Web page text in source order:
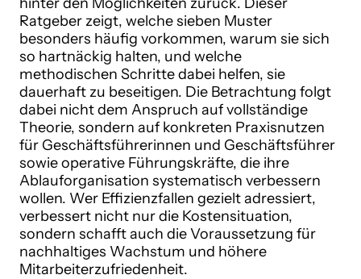
Ratgeber zeigt, welche sieben Muster
besonders häufig vorkommen, warum sie sich
so hartnäckig halten, und welche
methodischen Schritte dabei helfen, sie
dauerhaft zu beseitigen. Die Betrachtung folgt
dabei nicht dem Anspruch auf vollständige
Theorie, sondern auf konkreten Praxisnutzen
für Geschäftsführerinnen und Geschäftsführer
sowie operative Führungskräfte, die ihre
Ablauforganisation systematisch verbessern
wollen. Wer Effizienzfallen gezielt adressiert,
verbessert nicht nur die Kostensituation,
sondern schafft auch die Voraussetzung für
nachhaltiges Wachstum und höhere
Mitarbeiterzufriedenheit.